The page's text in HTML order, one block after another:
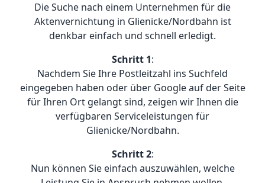
Die Suche nach einem Unternehmen für die
Aktenvernichtung in Glienicke/Nordbahn ist
denkbar einfach und schnell erledigt.
Schritt 1:
Nachdem Sie Ihre Postleitzahl ins Suchfeld
eingegeben haben oder über Google auf der Seite
für Ihren Ort gelangt sind, zeigen wir Ihnen die
verfügbaren Serviceleistungen für
Glienicke/Nordbahn.
Schritt 2:
Nun können Sie einfach auszuwählen, welche